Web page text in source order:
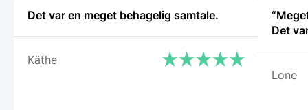
på
varesiden
Det var en meget behagelig samtale.
Käthe
Det
Lone